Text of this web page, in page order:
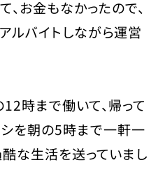
お金もなかったので、
ルバイトしながら運営
時まで働いて、帰って
を朝の5時まで一軒一
酷な生活を送っていまし